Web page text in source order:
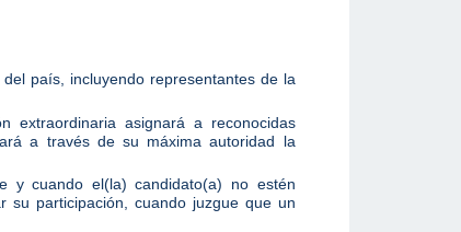
país, incluyendo representantes de la
extraordinaria asignará a reconocidas
a través de su máxima autoridad la
y cuando el(la) candidato(a) no estén
su participación, cuando juzgue que un